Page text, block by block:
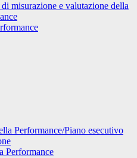
di misurazione e valutazione della
Performance/Piano esecutivo
Performance